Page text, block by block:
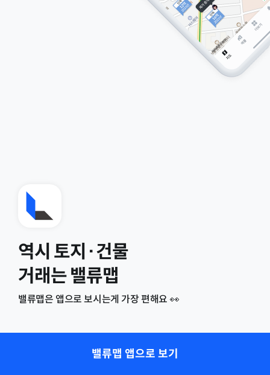
역시 토지·건물
거래는 밸류맵
밸류맵은 앱으로 보시는게 가장 편해요 👀
밸류맵 앱으로 보기